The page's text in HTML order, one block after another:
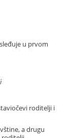
u prvom
roditelji i
a drugu